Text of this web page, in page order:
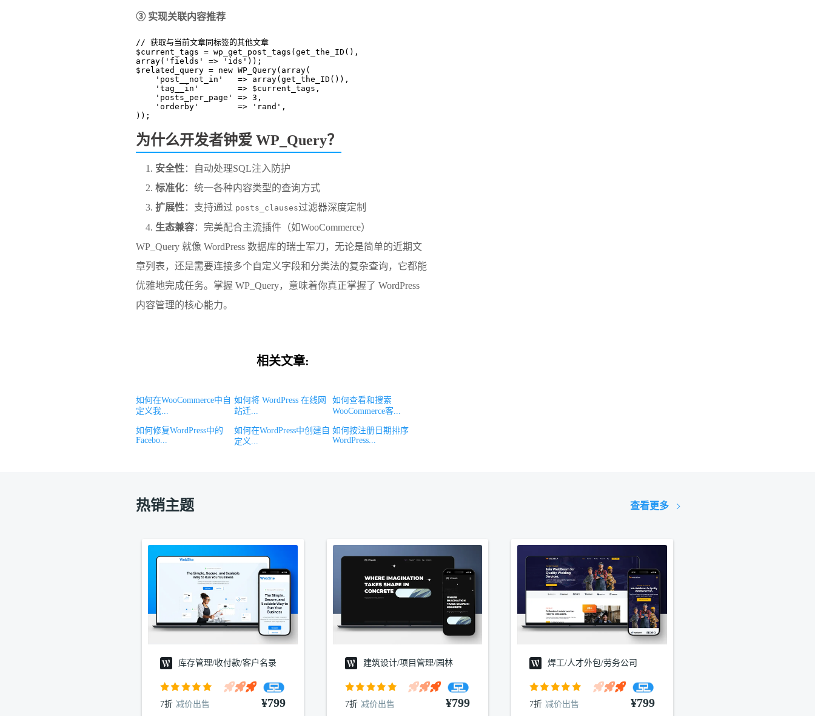
​③ 实现关联内容推荐​
// 获取与当前文章同标签的其他文章
$current_tags = wp_get_post_tags(get_the_ID(),
array('fields' => 'ids'));
$related_query = new WP_Query(array(
    'post__not_in'   => array(get_the_ID()),
    'tag__in'        => $current_tags,
    'posts_per_page' => 3,
    'orderby'        => 'rand',
));
​为什么开发者钟爱 WP_Query？​
​安全性​​：自动处理SQL注入防护
​标准化​​：统一各种内容类型的查询方式
​扩展性​​：支持通过 posts_clauses过滤器深度定制
​生态兼容​​：完美配合主流插件（如WooCommerce）
WP_Query 就像 WordPress 数据库的瑞士军刀，无论是简单的近期文
章列表，还是需要连接多个自定义字段和分类法的复杂查询，它都能
优雅地完成任务。掌握 WP_Query，意味着你真正掌握了 WordPress
内容管理的核心能力。
相关文章:
如何在WooCommerce中自
定义我...
如何将 WordPress 在线网
站迁...
如何查看和搜索
WooCommerce客...
如何修复WordPress中的
Facebo...
如何在WordPress中创建自
定义...
如何按注册日期排序
WordPress...
热销主题 查看更多
库存管理/收付款/客户名录
7折 减价出售 ¥799
建筑设计/项目管理/园林
7折 减价出售 ¥799
焊工/人才外包/劳务公司
7折 减价出售 ¥799